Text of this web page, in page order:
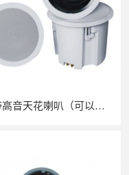
带高音天花喇叭（可以做定阻和功率选择）